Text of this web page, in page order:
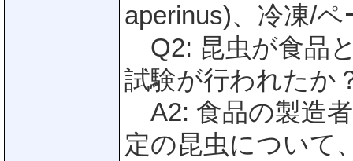
aperinus)、冷凍/
Q2: 昆虫が食品
試験が行われたか
A2: 食品の製造
定の昆虫について